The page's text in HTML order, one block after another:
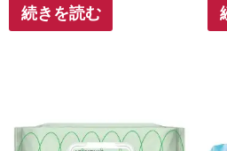
続きを読む